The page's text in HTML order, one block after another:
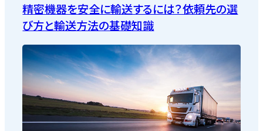
精密機器を安全に輸送するには？依頼先の選
び方と輸送方法の基礎知識